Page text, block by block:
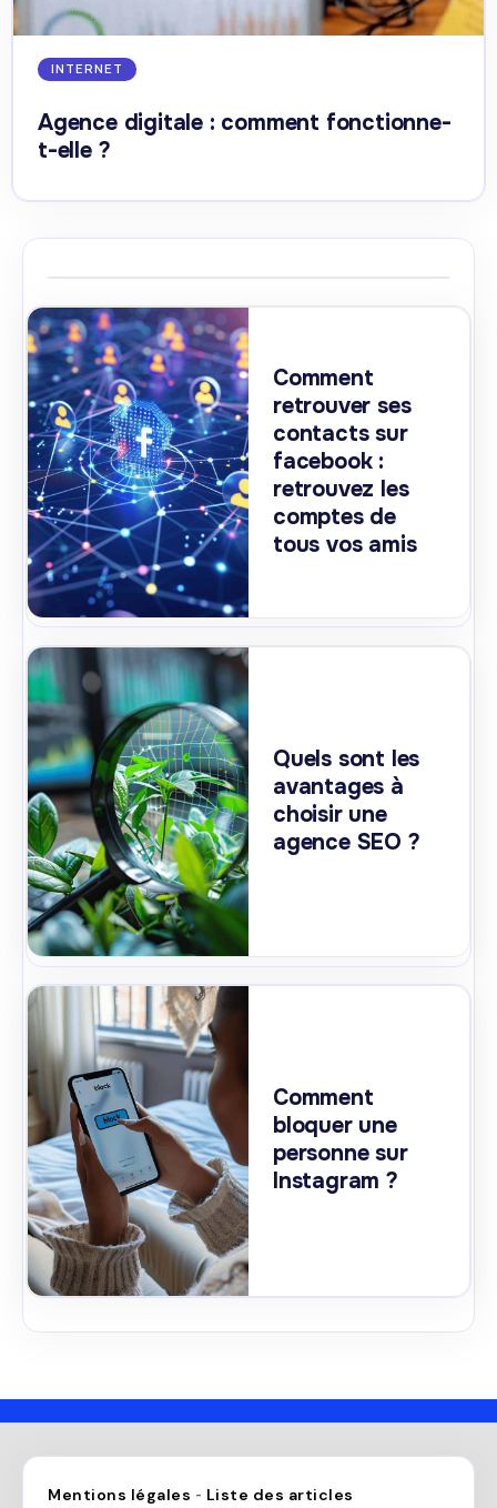
INTERNET
Agence digitale : comment fonctionne-
t-elle ?
Comment
retrouver ses
contacts sur
facebook :
retrouvez les
comptes de
tous vos amis
Quels sont les
avantages à
choisir une
agence SEO ?
Comment
bloquer une
personne sur
Instagram ?
Mentions légales - Liste des articles